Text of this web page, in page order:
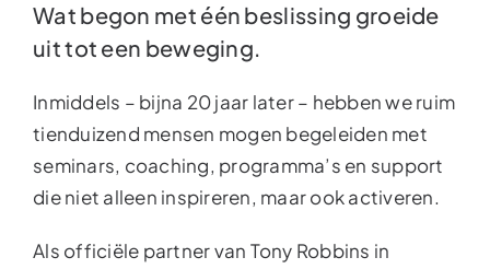
Wat begon met één beslissing groeide
uit tot een beweging.
Inmiddels – bijna 20 jaar later – hebben we ruim
tienduizend mensen mogen begeleiden met
seminars, coaching, programma’s en support
die niet alleen inspireren, maar ook activeren.
Als officiële partner van Tony Robbins in